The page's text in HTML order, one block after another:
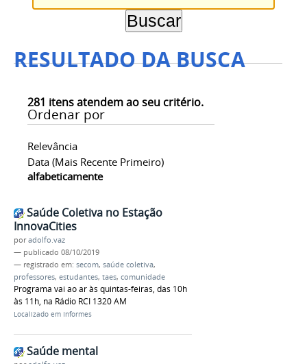
RESULTADO DA BUSCA
281 itens atendem ao seu critério.
Ordenar por
Relevância
Data (mais Recente Primeiro)
alfabeticamente
Saúde Coletiva no Estação
InnovaCities
poradolfo.vaz
— publicado 08/10/2019
— registrado em: secom, saúde coletiva,
professores, estudantes, taes, comunidade
Programa vai ao ar às quintas-feiras, das 10h
às 11h, na Rádio RCI 1320 AM
Localizado em Informes
Saúde mental